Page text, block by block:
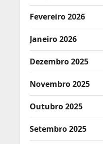
Fevereiro 2026
Janeiro 2026
Dezembro 2025
Novembro 2025
Outubro 2025
Setembro 2025